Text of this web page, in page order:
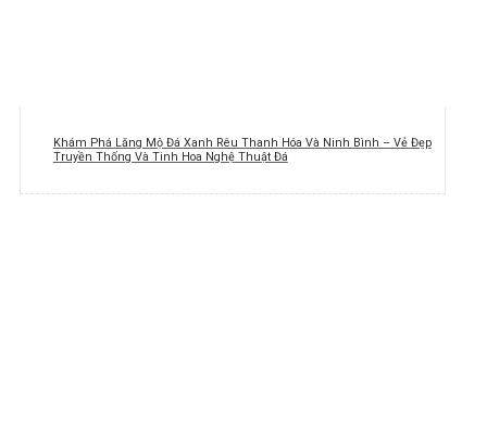
Khám Phá Lăng Mộ Đá Xanh Rêu Thanh Hóa Và Ninh Bình – Vẻ Đẹp
Truyền Thống Và Tinh Hoa Nghệ Thuật Đá